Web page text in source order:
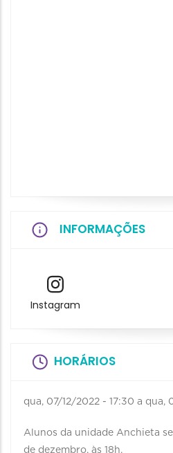
INFORMAÇÕES
Instagram
HORÁRIOS
qua, 07/12/2022 - 17:30 a qua,
Alunos da unidade Anchieta
de dezembro, às 18h.